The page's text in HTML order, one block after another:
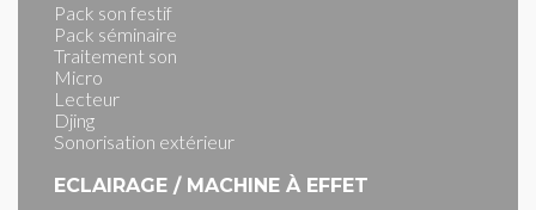
Pack son festif
Pack séminaire
Traitement son
Micro
Lecteur
Djing
Sonorisation extérieur
ECLAIRAGE / MACHINE À EFFET